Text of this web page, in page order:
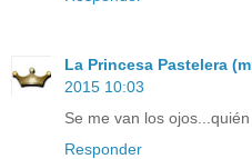
La Princesa Pastelera
2015 10:03
Se me van los
Responder